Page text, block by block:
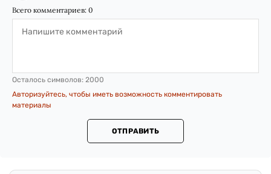
Всего комментариев: 0
Осталось символов: 2000
Авторизуйтесь, чтобы иметь возможность комментировать
материалы
ОТПРАВИТЬ